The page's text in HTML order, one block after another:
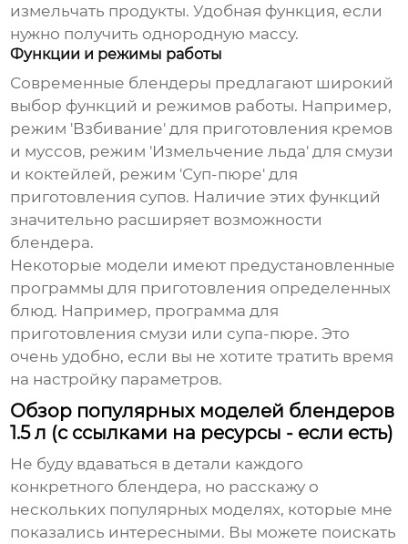
измельчать продукты. Удобная функция, если
нужно получить однородную массу.
Функции и режимы работы
Современные блендеры предлагают широкий
выбор функций и режимов работы. Например,
режим 'Взбивание' для приготовления кремов
и муссов, режим 'Измельчение льда' для смузи
и коктейлей, режим 'Суп-пюре' для
приготовления супов. Наличие этих функций
значительно расширяет возможности
блендера.
Некоторые модели имеют предустановленные
программы для приготовления определенных
блюд. Например, программа для
приготовления смузи или супа-пюре. Это
очень удобно, если вы не хотите тратить время
на настройку параметров.
Обзор популярных моделей блендеров
1.5 л (с ссылками на ресурсы - если есть)
Не буду вдаваться в детали каждого
конкретного блендера, но расскажу о
нескольких популярных моделях, которые мне
показались интересными. Вы можете поискать